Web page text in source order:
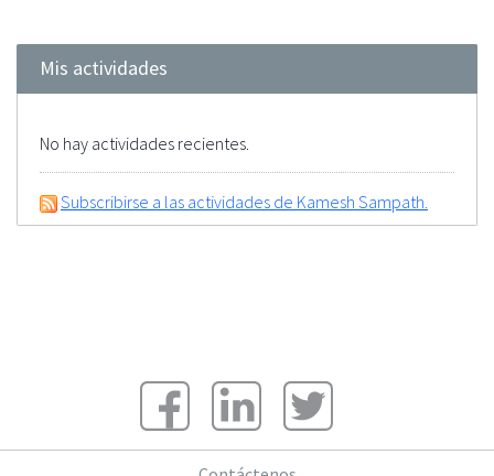
Mis actividades
No hay actividades recientes.
Subscribirse a las actividades de Kamesh Sampath.